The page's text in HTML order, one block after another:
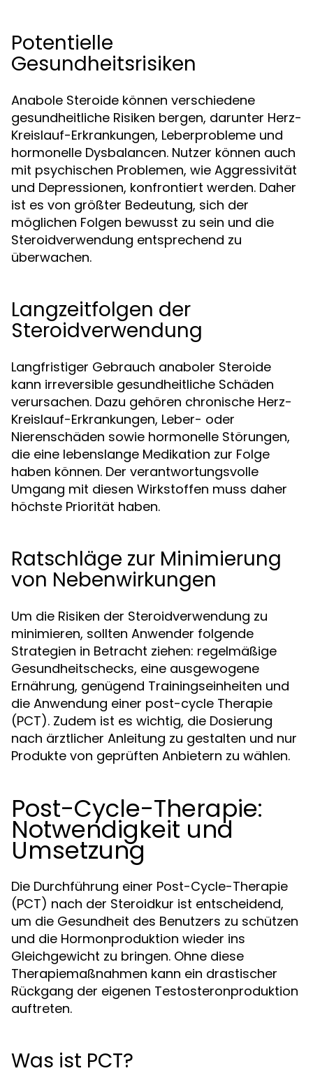
Potentielle
Gesundheitsrisiken
Anabole Steroide können verschiedene
gesundheitliche Risiken bergen, darunter Herz-
Kreislauf-Erkrankungen, Leberprobleme und
hormonelle Dysbalancen. Nutzer können auch
mit psychischen Problemen, wie Aggressivität
und Depressionen, konfrontiert werden. Daher
ist es von größter Bedeutung, sich der
möglichen Folgen bewusst zu sein und die
Steroidverwendung entsprechend zu
überwachen.
Langzeitfolgen der
Steroidverwendung
Langfristiger Gebrauch anaboler Steroide
kann irreversible gesundheitliche Schäden
verursachen. Dazu gehören chronische Herz-
Kreislauf-Erkrankungen, Leber- oder
Nierenschäden sowie hormonelle Störungen,
die eine lebenslange Medikation zur Folge
haben können. Der verantwortungsvolle
Umgang mit diesen Wirkstoffen muss daher
höchste Priorität haben.
Ratschläge zur Minimierung
von Nebenwirkungen
Um die Risiken der Steroidverwendung zu
minimieren, sollten Anwender folgende
Strategien in Betracht ziehen: regelmäßige
Gesundheitschecks, eine ausgewogene
Ernährung, genügend Trainingseinheiten und
die Anwendung einer post-cycle Therapie
(PCT). Zudem ist es wichtig, die Dosierung
nach ärztlicher Anleitung zu gestalten und nur
Produkte von geprüften Anbietern zu wählen.
Post-Cycle-Therapie:
Notwendigkeit und
Umsetzung
Die Durchführung einer Post-Cycle-Therapie
(PCT) nach der Steroidkur ist entscheidend,
um die Gesundheit des Benutzers zu schützen
und die Hormonproduktion wieder ins
Gleichgewicht zu bringen. Ohne diese
Therapiemaßnahmen kann ein drastischer
Rückgang der eigenen Testosteronproduktion
auftreten.
Was ist PCT?